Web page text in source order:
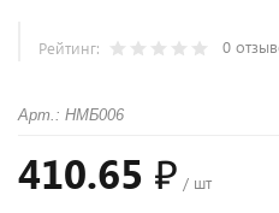
Рейтинг: 0
Арт.: НМБ006
410.65 ₽ / шт